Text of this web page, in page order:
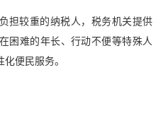
担较重的纳税人，税务机关提供
困难的年长、行动不便等特殊人
便民服务。